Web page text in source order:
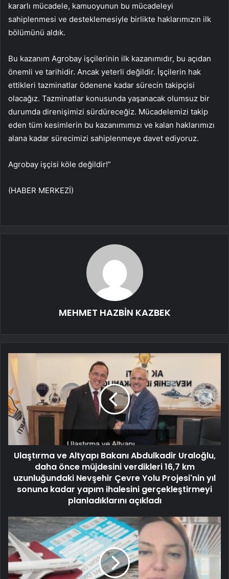
kararlı mücadele, kamuoyunun bu mücadeleyi
sahiplenmesi ve desteklemesiyle birlikte haklarımızın ilk
bölümünü aldık.
Bu kazanım Agrobay işçilerinin ilk kazanımıdır, bu açıdan
önemli ve tarihidir. Ancak yeterli değildir. İşçilerin hak
ettikleri tazminatlar ödenene kadar sürecin takipçisi
olacağız. Tazminatlar konusunda yaşanacak olumsuz bir
durumda direnişimizi sürdüreceğiz. Mücadelemizi takip
eden tüm kesimlerin bu kazanımımızı ve kalan haklarımızı
alana kadar sürecimizi sahiplenmeye davet ediyoruz.
Agrobay işçisi köle değildir!”
(HABER MERKEZİ)
MEHMET HAZBİN KAZBEK
Ulaştırma ve Altyapı Bakanı Abdulkadir Uraloğlu,
daha önce müjdesini verdikleri 16,7 km
uzunluğundaki Nevşehir Çevre Yolu Projesi'nin yıl
sonuna kadar yapım ihalesini gerçekleştirmeyi
planladıklarını açıkladı